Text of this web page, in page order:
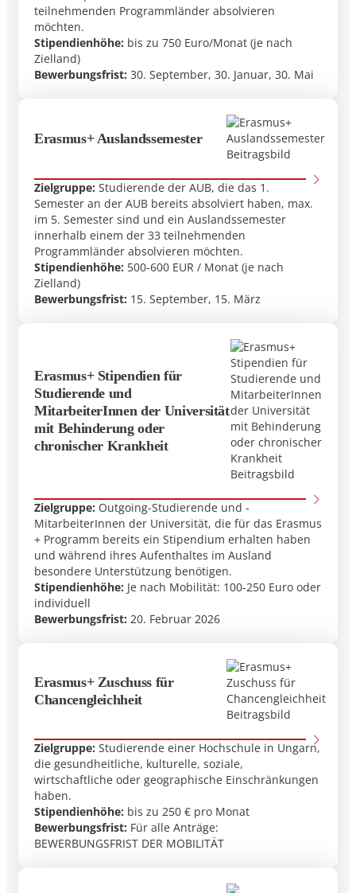
teilnehmenden Programmländer absolvieren
möchten.
Stipendienhöhe: bis zu 750 Euro/Monat (je nach
Zielland)
Bewerbungsfrist: 30. September, 30. Januar, 30. Mai
Erasmus+ Auslandssemester
Zielgruppe: Studierende der AUB, die das 1.
Semester an der AUB bereits absolviert haben, max.
im 5. Semester sind und ein Auslandssemester
innerhalb einem der 33 teilnehmenden
Programmländer absolvieren möchten.
Stipendienhöhe: 500-600 EUR / Monat (je nach
Zielland)
Bewerbungsfrist: 15. September, 15. März
Erasmus+ Stipendien für
Studierende und
MitarbeiterInnen der Universität
mit Behinderung oder
chronischer Krankheit
Zielgruppe: Outgoing-Studierende und -
MitarbeiterInnen der Universität, die für das Erasmus
+ Programm bereits ein Stipendium erhalten haben
und während ihres Aufenthaltes im Ausland
besondere Unterstützung benötigen.
Stipendienhöhe: Je nach Mobilität: 100-250 Euro oder
individuell
Bewerbungsfrist: 20. Februar 2026
Erasmus+ Zuschuss für
Chancengleichheit
Zielgruppe: Studierende einer Hochschule in Ungarn,
die gesundheitliche, kulturelle, soziale,
wirtschaftliche oder geographische Einschränkungen
haben.
Stipendienhöhe: bis zu 250 € pro Monat
Bewerbungsfrist: Für alle Anträge:
BEWERBUNGSFRIST DER MOBILITÄT